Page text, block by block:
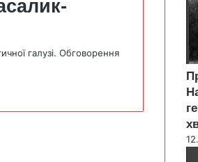
галузі. Обговорення